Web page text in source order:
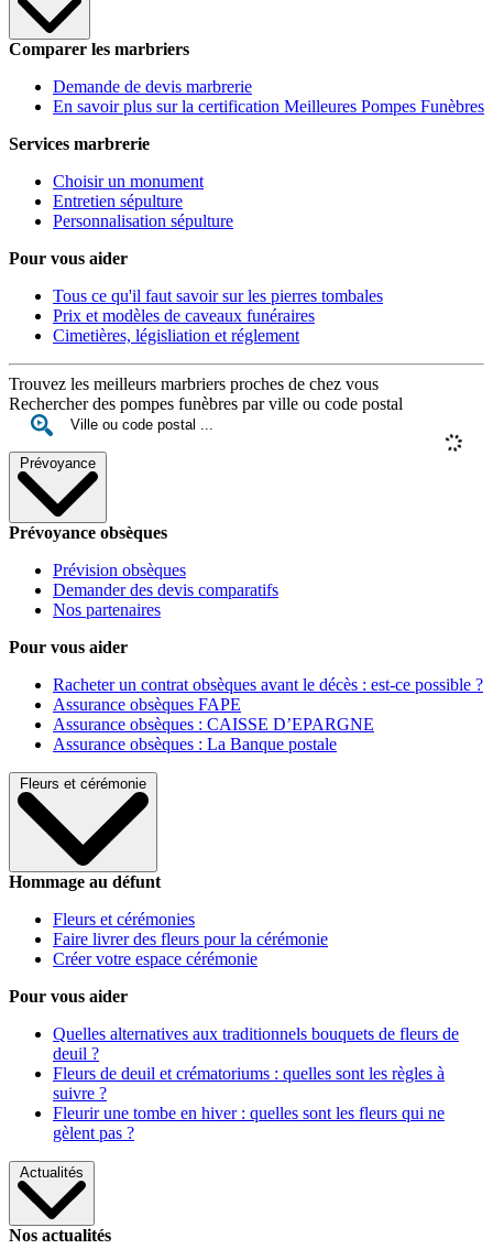
Comparer les marbriers
Demande de devis marbrerie
En savoir plus sur la certification Meilleures Pompes Funèbres
Services marbrerie
Choisir un monument
Entretien sépulture
Personnalisation sépulture
Pour vous aider
Tous ce qu'il faut savoir sur les pierres tombales
Prix et modèles de caveaux funéraires
Cimetières, législiation et réglement
Trouvez les meilleurs marbriers proches de chez vous
Rechercher des pompes funèbres par ville ou code postal
Prévoyance
Prévoyance obsèques
Prévision obsèques
Demander des devis comparatifs
Nos partenaires
Pour vous aider
Racheter un contrat obsèques avant le décès : est-ce possible ?
Assurance obsèques FAPE
Assurance obsèques : CAISSE D’EPARGNE
Assurance obsèques : La Banque postale
Fleurs et cérémonie
Hommage au défunt
Fleurs et cérémonies
Faire livrer des fleurs pour la cérémonie
Créer votre espace cérémonie
Pour vous aider
Quelles alternatives aux traditionnels bouquets de fleurs de
deuil ?
Fleurs de deuil et crématoriums : quelles sont les règles à
suivre ?
Fleurir une tombe en hiver : quelles sont les fleurs qui ne
gèlent pas ?
Actualités
Nos actualités